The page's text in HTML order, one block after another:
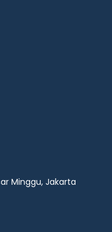
Minggu, Jakarta